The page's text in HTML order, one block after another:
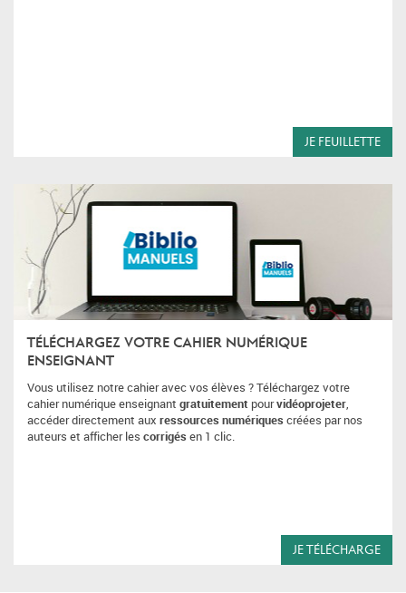
JE FEUILLETTE
TÉLÉCHARGEZ VOTRE CAHIER NUMÉRIQUE
ENSEIGNANT
Vous utilisez notre cahier avec vos élèves ? Téléchargez votre
cahier numérique enseignant gratuitement pourvidéoprojeter,
accéder directement aux ressources numériques créées par nos
auteurs et afficher les corrigés en 1 clic.
JE TÉLÉCHARGE